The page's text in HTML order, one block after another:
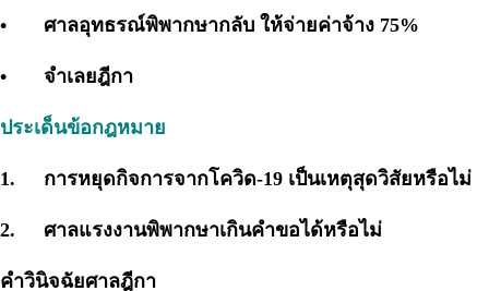
• ศาลอุทธรณ์พิพากษากลับ ให้จ่ายค่าจ้าง 75%
• จำเลยฎีกา
ประเด็นข้อกฎหมาย
1. การหยุดกิจการจากโควิด-19 เป็นเหตุสุดวิสัยหรือไม่
2. ศาลแรงงานพิพากษาเกินคำขอได้หรือไม่
คำวินิจฉัยศาลฎีกา